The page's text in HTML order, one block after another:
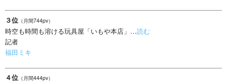
３位 （月間744pv）
時空も時間も溶ける玩具屋「いもや本店」…読む
記者
福田ミキ
４位 （月間444pv）